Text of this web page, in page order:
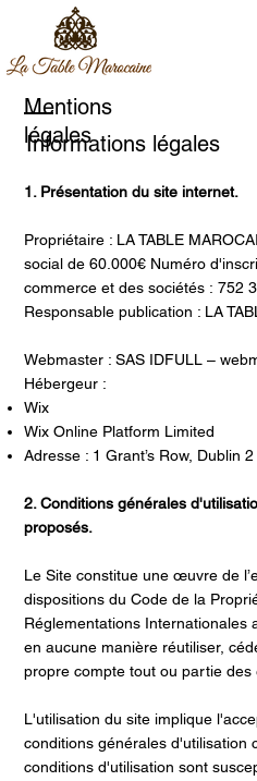
Mentions
légales
1. Présentation du site internet.
Propriétaire : LA TABLE
social de 60.000€ Numéro
commerce et des sociétés : 752
Responsable publication : LA
Webmaster : SAS IDFULL –
Hébergeur :
Wix
Wix Online Platform Limited
Adresse : 1 Grant’s Row, Dublin
2. Conditions générales
proposés.
Le Site constitue une œuvre de
dispositions du Code de la
Réglementations Internationales
en aucune manière réutiliser,
propre compte tout ou partie
L'utilisation du site implique
conditions générales d'utilisation
conditions d'utilisation sont
Informations légales